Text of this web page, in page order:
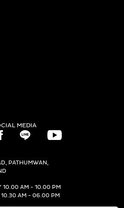
MEDIA
PATHUMWAN,
10.00 AM - 10.00 PM
10.30 AM - 06.00 PM